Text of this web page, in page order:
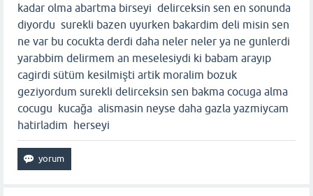
kadar olma abartma birseyi delirceksin sen en sonunda
diyordu surekli bazen uyurken bakardim deli misin sen
ne var bu cocukta derdi daha neler neler ya ne gunlerdi
yarabbim delirmem an meselesiydi ki babam arayıp
cagirdi sütüm kesilmişti artik moralim bozuk
geziyordum surekli delirceksin sen bakma cocuga alma
cocugu kucağa alismasin neyse daha gazla yazmiycam
hatirladim herseyi